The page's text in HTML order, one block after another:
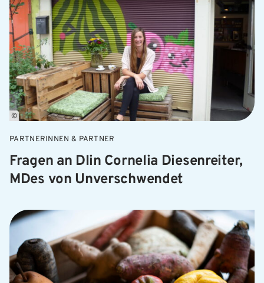
©
PARTNERINNEN & PARTNER
Fragen an DIin Cornelia Diesenreiter,
MDes von Unverschwendet